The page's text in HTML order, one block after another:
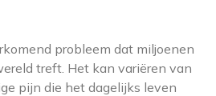
probleem dat miljoenen
treft. Het kan variëren van
pijn die het dagelijks leven